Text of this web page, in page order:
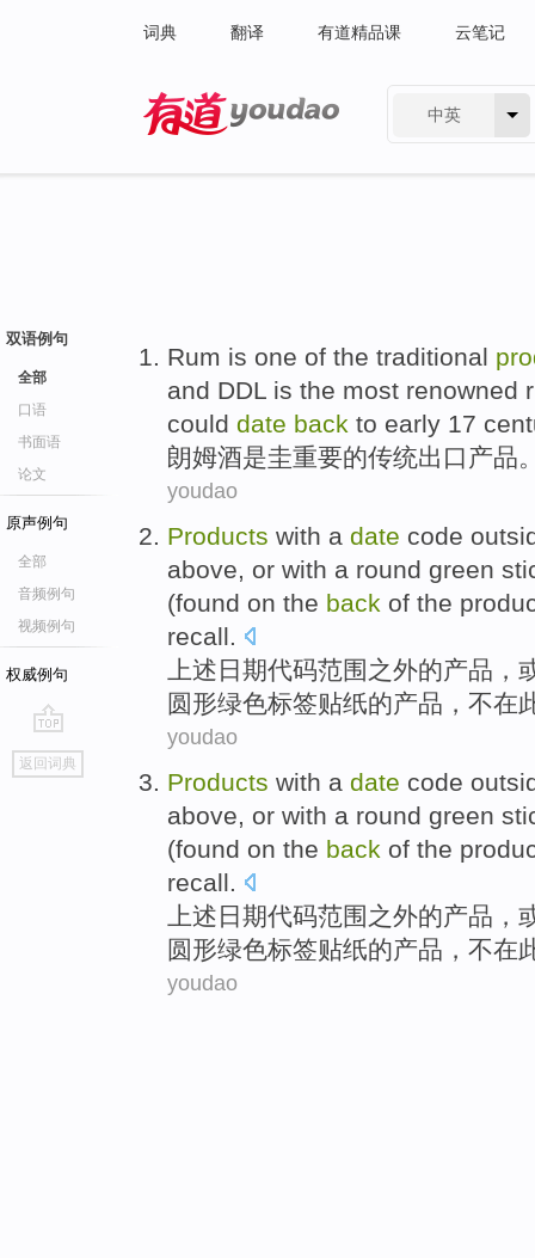
词典 翻译 有道精品课 云笔记
中英
双语例句
全部
口语
书面语
论文
原声例句
全部
音频例句
视频例句
权威例句
go
top
返回词典
Rum is one of the traditional
and DDL is the most renowned
could date back to early 17
朗姆酒是圭重要的传统出口产品
youdao
Products with a date code
above, or with a round green
(found on the back of the
recall.
上述 日期代码范围 之外的产品 ，
圆形绿色标签贴纸的产品， 不在
youdao
Products with a date code
above
or with a round green
(found on the back of the
recall
上述 日期代码范围 之外的产品 ，
圆形绿色标签贴纸的产品， 不在
youdao